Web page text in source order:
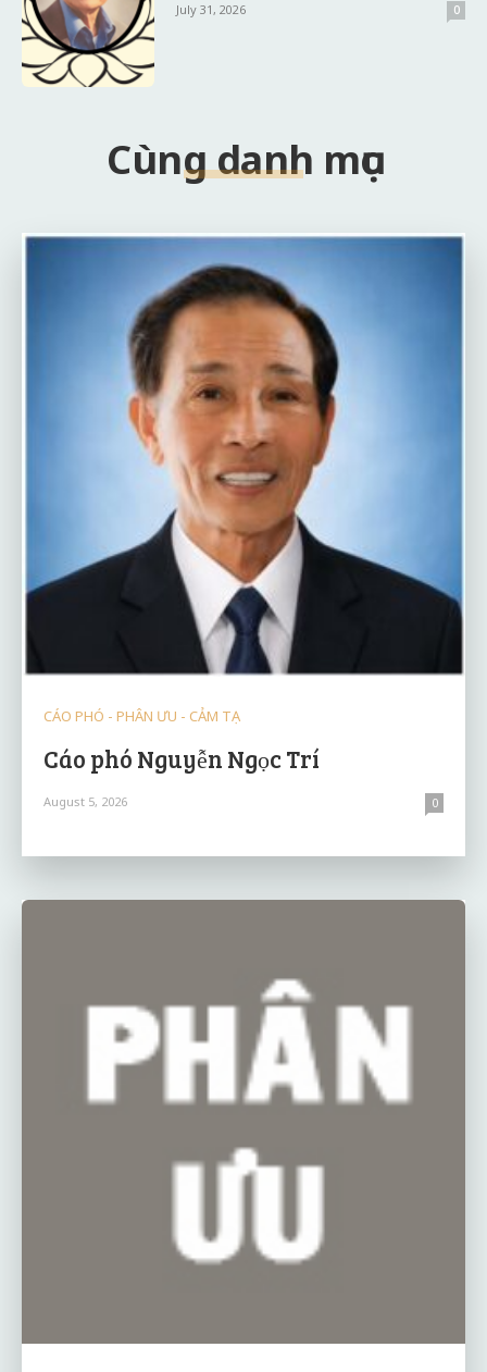
July 31, 2026 0
Cùng danh mục
CÁO PHÓ - PHÂN ƯU - CẢM TẠ
Cáo phó Nguyễn Ngọc Trí
August 5, 2026 0